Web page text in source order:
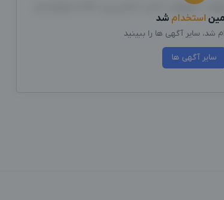
/ پاپوش / تاپ / لباس زیر / لگ ) نیازمندیم
استخدام شد
شد، سایر آگهی ها را ببینید
سایر آگهی ها